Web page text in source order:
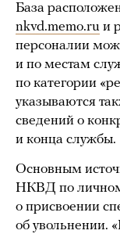
База
nkvd.memo.ru и
персоналии
и по местам
по категории
указываются
сведений о
и конца службы.
Основным
НКВД по
о присвоении
об увольнении.